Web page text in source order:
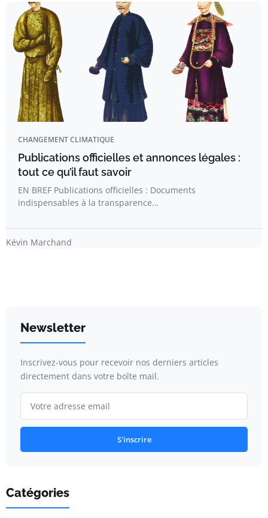
CHANGEMENT CLIMATIQUE
Publications officielles et annonces légales :
tout ce qu’il faut savoir
EN BREF Publications officielles : Documents
indispensables à la transparence…
Kévin Marchand
Newsletter
Inscrivez-vous pour recevoir nos derniers articles
directement dans votre boîte mail.
S'inscrire
Catégories